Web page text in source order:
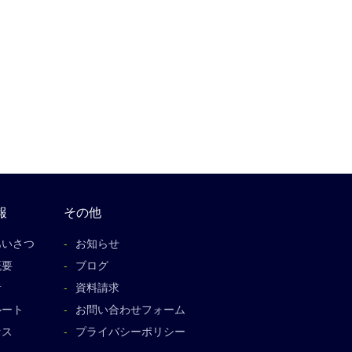
さつ
ト
その他
お知らせ
ブログ
資料請求
お問い合わせフォーム
プライバシーポリシー